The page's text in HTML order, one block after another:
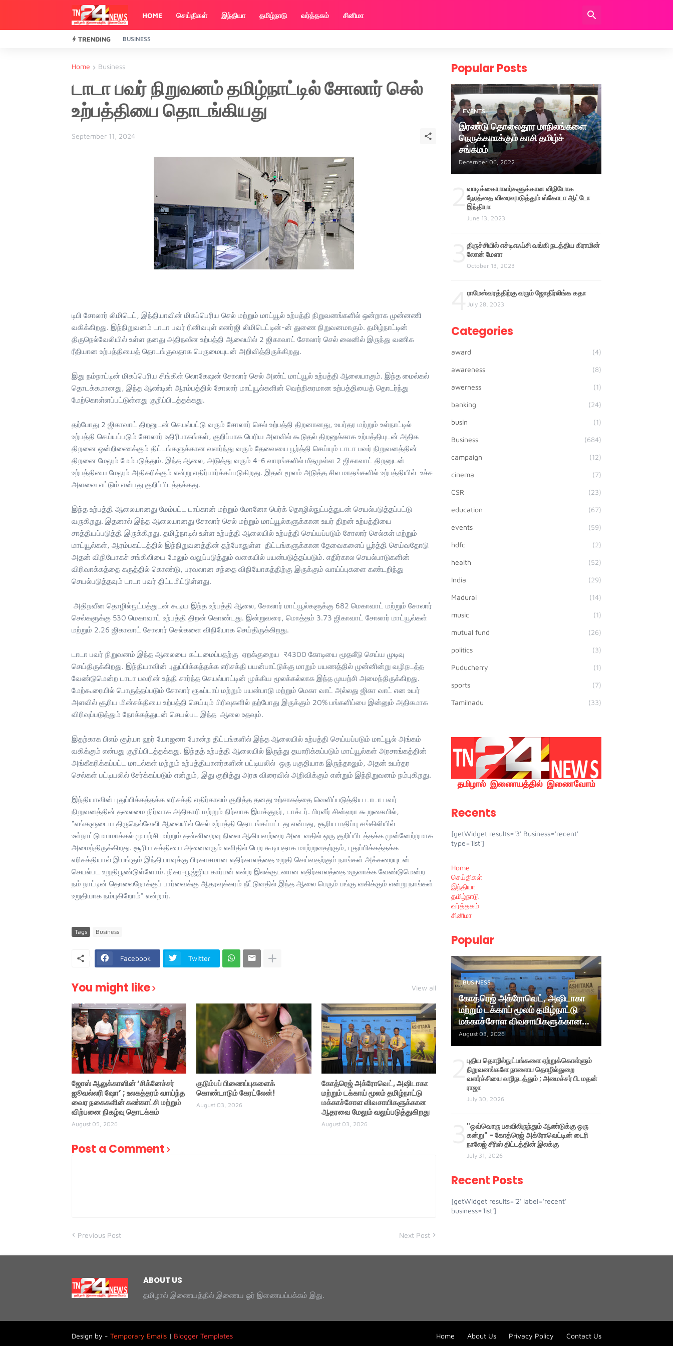
HOME செய்திகள் இந்தியா தமிழ்நாடு வர்த்தகம் சினிமா
TRENDING BUSINESS
Home Business
டாடா பவர் நிறுவனம் தமிழ்நாட்டில் சோலார் செல்
உற்பத்தியை தொடங்கியது
September 11, 2024
டிபி சோலார் லிமிடெட், இந்தியாவின் மிகப்பெரிய செல் மற்றும் மாட்யூல் உற்பத்தி நிறுவனங்களில் ஒன்றாக முன்னணி
வகிக்கிறது. இந்நிறுவனம் டாடா பவர் ரினிவபுள் எனர்ஜி லிமிடெட்டின்-ன் துணை நிறுவனமாகும். தமிழ்நாட்டின்
திருநெல்வேலியில் உள்ள தனது அதிநவீன உற்பத்தி ஆலையில் 2 ஜிகாவாட் சோலார் செல் லைனில் இருந்து வணிக
ரீதியான உற்பத்தியைத் தொடங்குவதாக பெருமையுடன் அறிவித்திருக்கிறது.
இது நம்நாட்டின் மிகப்பெரிய சிங்கிள் லொகேஷன் சோலார் செல் அண்ட் மாட்யூல் உற்பத்தி ஆலையாகும். இந்த மைல்கல்
தொடக்கமானது, இந்த ஆண்டின் ஆரம்பத்தில் சோலார் மாட்யூல்களின் வெற்றிகரமான உற்பத்தியைத் தொடர்ந்து
மேற்கொள்ளப்பட்டுள்ளது குறிப்பிடத்தக்கது.
தற்போது 2 ஜிகாவாட் திறனுடன் செயல்பட்டு வரும் சோலார் செல் உற்பத்தி திறனானது, உயர்தர மற்றும் உள்நாட்டில்
உற்பத்தி செய்யப்படும் சோலார் உதிரிபாகங்கள், குறிப்பாக பெரிய அளவில் கூடுதல் திறனுக்காக உற்பத்தியுடன் அதிக
திறனை ஒன்றிணைக்கும் திட்டங்களுக்கான வளர்ந்து வரும் தேவையை பூர்த்தி செய்யும் டாடா பவர் நிறுவனத்தின்
திறனை மேலும் மேம்படுத்தும். இந்த ஆலை, அடுத்து வரும் 4-6 வாரங்களில் மீதமுள்ள 2 ஜிகாவாட் திறனுடன்
உற்பத்தியை மேலும் அதிகரிக்கும் என்று எதிர்பார்க்கப்படுகிறது. இதன் மூலம் அடுத்த சில மாதங்களில் உற்பத்தியில் உச்ச
அளவை எட்டும் என்பது குறிப்பிடத்தக்கது.
இந்த உற்பத்தி ஆலையானது மேம்பட்ட டாப்கான் மற்றும் மோனோ பெர்க் தொழில்நுட்பத்துடன் செயல்படுத்தப்பட்டு
வருகிறது. இதனால் இந்த ஆலையானது சோலார் செல் மற்றும் மாட்யூல்களுக்கான உயர் திறன் உற்பத்தியை
சாத்தியப்படுத்தி இருக்கிறது. தமிழ்நாடில் உள்ள உற்பத்தி ஆலையில் உற்பத்தி செய்யப்படும் சோலார் செல்கள் மற்றும்
மாட்யூல்கள், ஆரம்பகட்டத்தில் இந்நிறுவனத்தின் தற்போதுள்ள திட்டங்களுக்கான தேவைகளைப் பூர்த்தி செய்வதோடு
அதன் விநியோகச் சங்கிலியை மேலும் வலுப்படுத்தும் வகையில் பயன்படுத்தப்படும். எதிர்கால செயல்பாடுகளின்
விரிவாக்கத்தை கருத்தில் கொண்டு, பரவலான சந்தை விநியோகத்திற்கு இருக்கும் வாய்ப்புகளை கண்டறிந்து
செயல்படுத்தவும் டாடா பவர் திட்டமிட்டுள்ளது.
அதிநவீன தொழில்நுட்பத்துடன் கூடிய இந்த உற்பத்தி ஆலை, சோலார் மாட்யூல்களுக்கு 682 மெகாவாட் மற்றும் சோலார்
செல்களுக்கு 530 மெகாவாட் உற்பத்தி திறன் கொண்டது. இன்றுவரை, மொத்தம் 3.73 ஜிகாவாட் சோலார் மாட்யூல்கள்
மற்றும் 2.26 ஜிகாவாட் சோலார் செல்களை விநியோக செய்திருக்கிறது.
டாடா பவர் நிறுவனம் இந்த ஆலையை கட்டமைப்பதற்கு ஏறக்குறைய ₹4300 கோடியை மூதலீடு செய்ய முடிவு
செய்திருக்கிறது. இந்தியாவின் புதுப்பிக்கத்தக்க எரிசக்தி பயன்பாட்டுக்கு மாறும் பயணத்தில் முன்னின்று வழிநடத்த
வேண்டுமென்ற டாடா பவரின் உத்தி சார்ந்த செயல்பாட்டின் முக்கிய மூலக்கல்லாக இந்த முயற்சி அமைந்திருக்கிறது.
மேற்கூரையில் பொருத்தப்படும் சோலார் ரூஃப்டாப் மற்றும் பயன்பாடு மற்றும் மெகா வாட் அல்லது ஜிகா வாட் என உயர்
அளவில் சூரிய மின்சக்தியை உற்பத்தி செய்யும் பிரிவுகளில் தற்போது இருக்கும் 20% பங்களிப்பை இன்னும் அதிகமாக
விரிவுப்படுத்தும் நோக்கத்துடன் செயல்பட இந்த ஆலை உதவும்.
இதற்காக பிஎம் சூர்யா ஹர் யோஜனா போன்ற திட்டங்களில் இந்த ஆலையில் உற்பத்தி செய்யப்படும் மாட்யூல் அங்கம்
வகிக்கும் என்பது குறிப்பிடத்தக்கது. இந்தத் உற்பத்தி ஆலையில் இருந்து தயாரிக்கப்படும் மாட்யூல்கள் அரசாங்கத்தின்
அங்கீகரிக்கப்பட்ட மாடல்கள் மற்றும் உற்பத்தியாளர்களின் பட்டியலில் ஒரு பகுதியாக இருந்தாலும், அதன் உயர்தர
செல்கள் பட்டியலில் சேர்க்கப்படும் என்றும், இது குறித்து அரசு விரைவில் அறிவிக்கும் என்றும் இந்நிறுவனம் நம்புகிறது.
இந்தியாவின் புதுப்பிக்கத்தக்க எரிசக்தி எதிர்காலம் குறித்த தனது உற்சாகத்தை வெளிப்படுத்திய டாடா பவர்
நிறுவனத்தின் தலைமை நிர்வாக அதிகாரி மற்றும் நிர்வாக இயக்குநர், டாக்டர். பிரவீர் சின்ஹா கூறுகையில்,
“எங்களுடைய திருநெல்வேலி ஆலையில் செல் உற்பத்தி தொடங்கப்பட்டது என்பது, சூரிய மதிப்பு சங்கிலியில்
உள்நாட்டுமயமாக்கல் முயற்சி மற்றும் தன்னிறைவு நிலை ஆகியவற்றை அடைவதில் ஒரு குறிப்பிடத்தக்க முன்னேற்றமாக
அமைந்திருக்கிறது. சூரிய சக்தியை அனைவரும் எளிதில் பெற கூடியதாக மாற்றுவதற்கும், புதுப்பிக்கத்தக்க
எரிசக்தியால் இயங்கும் இந்தியாவுக்கு பிரகாசமான எதிர்காலத்தை உறுதி செய்வதற்கும் நாங்கள் அக்கறையுடன்
செயல்பட உறுதிபூண்டுள்ளோம். நிகர-பூஜ்ஜிய கார்பன் என்ற இலக்குடனான எதிர்காலத்தை உருவாக்க வேண்டுமென்ற
நம் நாட்டின் தொலைநோக்குப் பார்வைக்கு ஆதரவுக்கரம் நீட்டுவதில் இந்த ஆலை பெரும் பங்கு வகிக்கும் என்று நாங்கள்
உறுதியாக நம்புகிறோம்" என்றார்.
Tags Business
Facebook Twitter
You might like View all
ஜோஸ் ஆலுக்காஸின் ‘சிக்னேச்சர்
ஜூவல்லரி ஷோ’ ; உலகத்தரம் வாய்ந்த
வைர நகைகளின் கண்காட்சி மற்றும்
விற்பனை நிகழ்வு தொடக்கம்
August 05, 2026
குடும்பப் பிணைப்புகளைக்
கொண்டாடும் கேரட்லேன்!
August 03, 2026
கோத்ரெஜ் அக்ரோவெட், அஷிடாகா
மற்றும் டக்காய் மூலம் தமிழ்நாட்டு
மக்காச்சோள விவசாயிகளுக்கான
ஆதரவை மேலும் வலுப்படுத்துகிறது
August 03, 2026
Post a Comment
Previous Post Next Post
Popular Posts
EVENTS
இரண்டு தொலைதூர மாநிலங்களை
நெருக்கமாக்கும் காசி தமிழ்ச்
சங்கமம்
December 06, 2022
வாடிக்கையாளர்களுக்கான விநியோக
நேரத்தை விரைவுபடுத்தும் ஸ்கோடா ஆட்டோ
இந்தியா
June 13, 2023
திருச்சியில் எச்டிஎஃப்சி வங்கி நடத்திய கிராமின்
லோன் மேளா
October 13, 2023
ராமேஸ்வரத்திற்கு வரும் ஜோதிர்லிங்க கதா
July 28, 2023
Categories
award (4)
awareness (8)
awerness (1)
banking (24)
busin (1)
Business (684)
campaign (12)
cinema (7)
CSR (23)
education (67)
events (59)
hdfc (2)
health (52)
India (29)
Madurai (14)
music (1)
mutual fund (26)
politics (3)
Puducherry (1)
sports (7)
Tamilnadu (33)
Recents
[getWidget results='3' Business='recent'
type='list']
Home
செய்திகள்
இந்தியா
தமிழ்நாடு
வர்த்தகம்
சினிமா
Popular
BUSINESS
கோத்ரெஜ் அக்ரோவெட், அஷிடாகா
மற்றும் டக்காய் மூலம் தமிழ்நாட்டு
மக்காச்சோள விவசாயிகளுக்கான
ஆதரவை மேலும் வலுப்படுத்துகிறது
August 03, 2026
புதிய தொழில்நுட்பங்களை ஏற்றுக்கொள்ளும்
நிறுவனங்களே நாளைய தொழில்துறை
வளர்ச்சியை வழிநடத்தும் ; அமைச்சர் பி. மதன்
ராஜா
July 30, 2026
"ஒவ்வொரு பசுவிலிருந்தும் ஆண்டுக்கு ஒரு
கன்று" - கோத்ரெஜ் அக்ரோவெட்டின் டைரி
நாலேஜ் சீரிஸ் திட்டத்தின் இலக்கு
July 31, 2026
Recent Posts
[getWidget results='2' label='recent'
business='list']
ABOUT US
தமிழால் இணையத்தில் இணைய ஓர் இணையப்பக்கம் இது.
Design by - Temporary Emails | Blogger Templates Home About Us Privacy Policy Contact Us